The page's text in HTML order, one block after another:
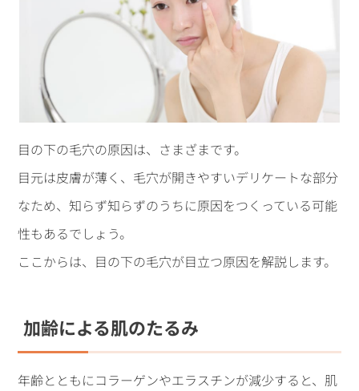
目の下の毛穴の原因は、さまざまです。
目元は皮膚が薄く、毛穴が開きやすいデリケートな部分
なため、知らず知らずのうちに原因をつくっている可能
性もあるでしょう。
ここからは、目の下の毛穴が目立つ原因を解説します。
加齢による肌のたるみ
年齢とともにコラーゲンやエラスチンが減少すると、肌